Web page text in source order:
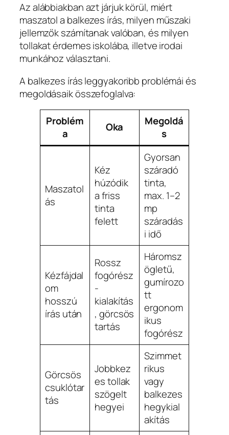
Az alábbiakban azt járjuk körül, miért
maszatol a balkezes írás, milyen műszaki
jellemzők számítanak valóban, és milyen
tollakat érdemes iskolába, illetve irodai
munkához választani.
A balkezes írás leggyakoribb problémái és
megoldásaik összefoglalva:
Problém
a
Oka
Megoldá
s
Maszatol
ás
Kéz
húzódik
a friss
tinta
felett
Gyorsan
száradó
tinta,
max. 1–2
mp
száradás
i idő
Kézfájdal
om
hosszú
írás után
Rossz
fogórész
-
kialakítás
, görcsös
tartás
Háromsz
ögletű,
gumírozo
tt
ergonom
ikus
fogórész
Görcsös
csuklótar
tás
Jobbkez
es tollak
szögelt
hegyei
Szimmet
rikus
vagy
balkezes
hegykial
akítás